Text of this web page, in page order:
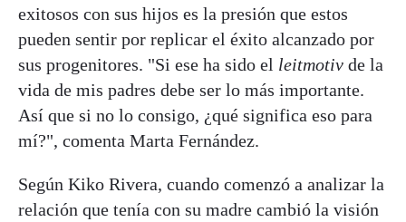
exitosos con sus hijos es la presión que estos
pueden sentir por replicar el éxito alcanzado por
sus progenitores. "Si ese ha sido el leitmotiv de la
vida de mis padres debe ser lo más importante.
Así que si no lo consigo, ¿qué significa eso para
mí?", comenta Marta Fernández.
Según Kiko Rivera, cuando comenzó a analizar la
relación que tenía con su madre cambió la visión